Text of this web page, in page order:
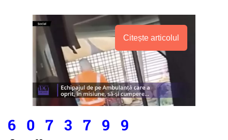
Citește articolul
6 0 7 3 7 9 9